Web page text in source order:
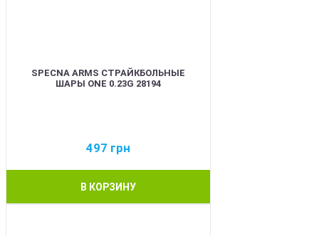
SPECNA ARMS СТРАЙКБОЛЬНЫЕ
ШАРЫ ONE 0.23G 28194
497 грн
В КОРЗИНУ